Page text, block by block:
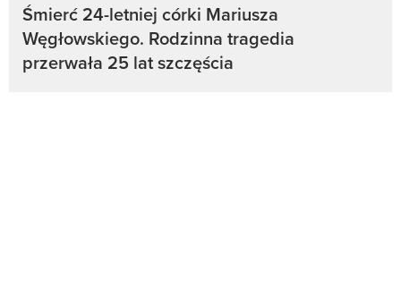
Śmierć 24-letniej córki Mariusza
Węgłowskiego. Rodzinna tragedia
przerwała 25 lat szczęścia